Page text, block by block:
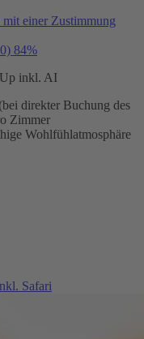
einer Zustimmung
84%
inkl. AI
direkter Buchung des
Zimmer
Wohlfühlatmosphäre
Safari